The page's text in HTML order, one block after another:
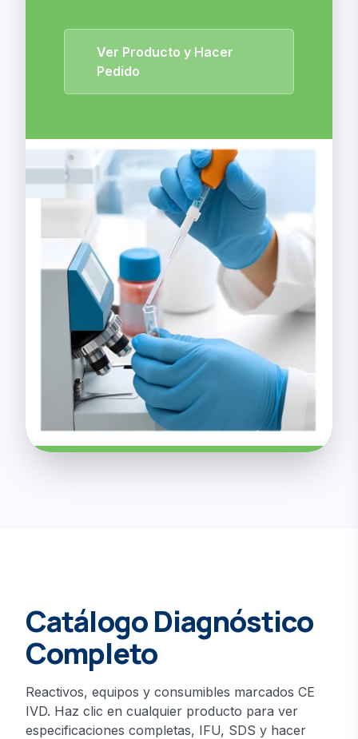
Ver Producto y Hacer
Pedido
Catálogo Diagnóstico
Completo
Reactivos, equipos y consumibles marcados CE
IVD. Haz clic en cualquier producto para ver
especificaciones completas, IFU, SDS y hacer